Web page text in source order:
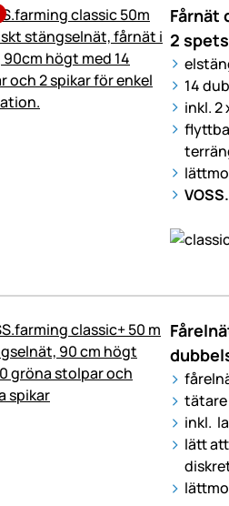
Fårnät
2
14
inkl.
tätare
inkl.
lätt